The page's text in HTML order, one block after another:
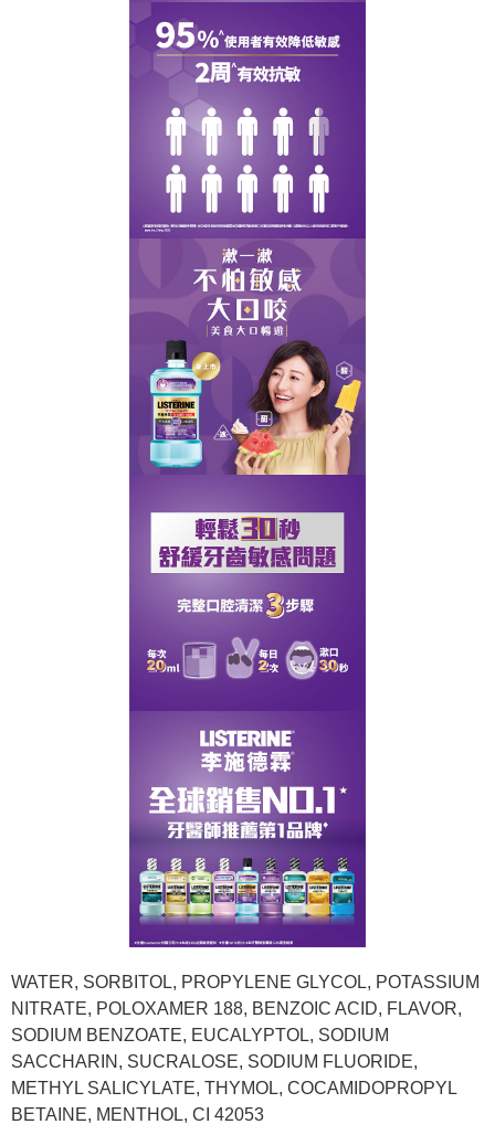
WATER, SORBITOL, PROPYLENE GLYCOL, POTASSIUM
NITRATE, POLOXAMER 188, BENZOIC ACID, FLAVOR,
SODIUM BENZOATE, EUCALYPTOL, SODIUM
SACCHARIN, SUCRALOSE, SODIUM FLUORIDE,
METHYL SALICYLATE, THYMOL, COCAMIDOPROPYL
BETAINE, MENTHOL, CI 42053